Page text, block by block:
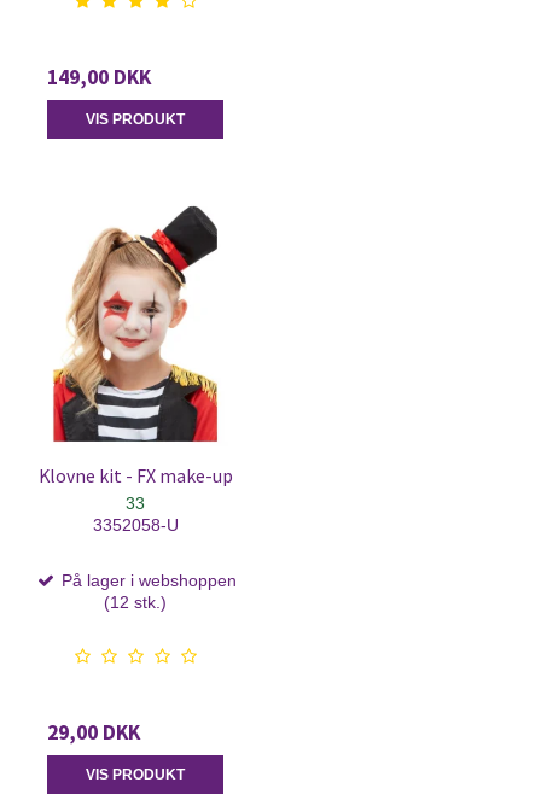
149,00 DKK
VIS PRODUKT
Klovne kit - FX make-up
33
3352058-U
På lager i webshoppen
(12 stk.)
29,00 DKK
VIS PRODUKT